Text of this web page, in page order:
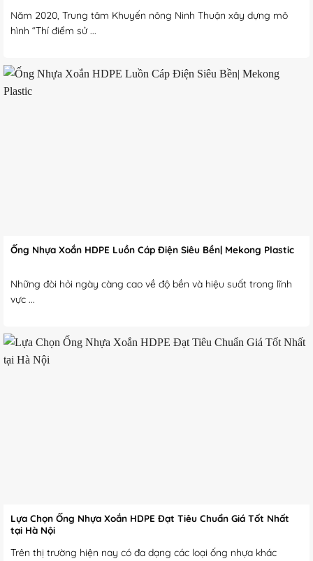
Năm 2020, Trung tâm Khuyến nông Ninh Thuận xây dựng mô
hình “Thí điểm sử ...
Ống Nhựa Xoắn HDPE Luồn Cáp Điện Siêu Bền| Mekong Plastic
Những đòi hỏi ngày càng cao về độ bền và hiệu suất trong lĩnh
vực ...
Lựa Chọn Ống Nhựa Xoắn HDPE Đạt Tiêu Chuẩn Giá Tốt Nhất
tại Hà Nội
Trên thị trường hiện nay có đa dạng các loại ống nhựa khác